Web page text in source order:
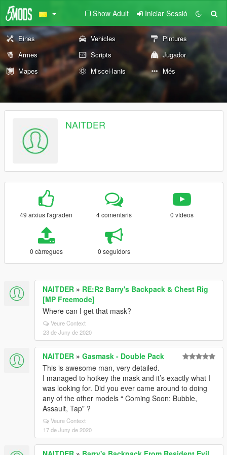
Show Adult Iniciar Sessió
Eines Vehicles
Pintures
Armes
Scripts
Jugador
Mapes
Miscel·lanis Més
NAITDER
49 arxius t'agraden 4 comentaris 0 vídeos
0 càrregues 0 seguidors
NAITDER » RE:R2 Barry's Backpack & Chest Rig
[MP Freemode]
Where can I get that mask?
Veure Context
23 de Juny de 2020
NAITDER » Gasmask - Double Pack
This is awesome man, very detailed.
I managed to hotkey the mask and it’s exactly what I
was looking for. Did you ever came around to doing
any of the other models “ Coming Soon: Bubble,
Assault, Tap” ?
Veure Context
17 de Juny de 2020